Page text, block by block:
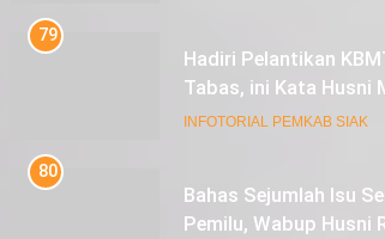
80
Bahas Sejumlah Isu
Pemilu, Wabup Husni
bersama Gubernur Riau
INFOTORIAL PEMKAB SIAK
81
Sekda Arfan; Mari
Rasulullah Suri